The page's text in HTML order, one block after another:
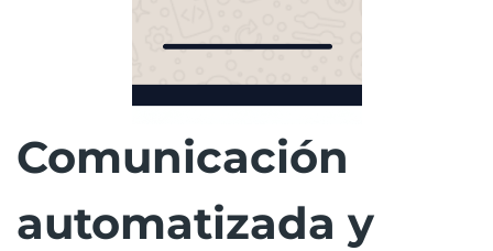
Comunicación
automatizada y